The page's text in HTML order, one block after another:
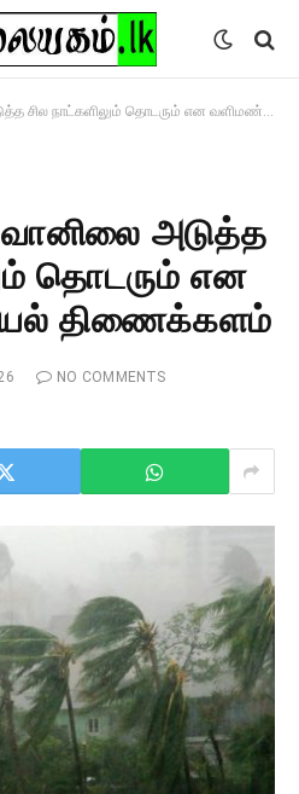
தொடரும் என வளிமண்டலவியல் திணைக்களம்
அடுத்த
தொடரும் என
திணைக்களம்
NO COMMENTS